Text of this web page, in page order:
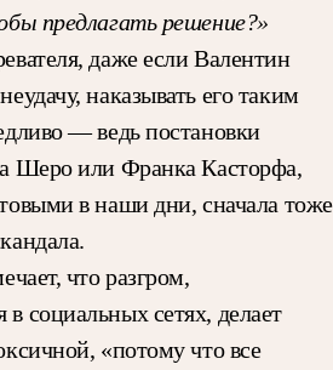
предлагать решение?»
даже если Валентин
наказывать его таким
— ведь постановки
Шеро или Франка Касторфа,
в наши дни, сначала тоже
что разгром,
социальных сетях, делает
«потому что все